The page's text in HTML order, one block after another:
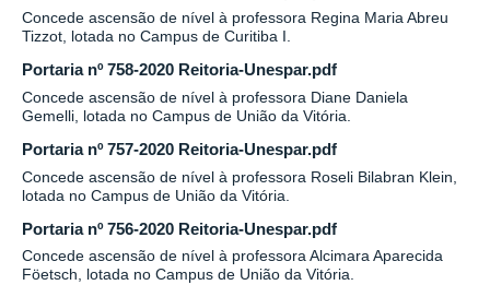
Concede ascensão de nível à professora Regina Maria Abreu
Tizzot, lotada no Campus de Curitiba I.
Portaria nº 758-2020 Reitoria-Unespar.pdf
Concede ascensão de nível à professora Diane Daniela
Gemelli, lotada no Campus de União da Vitória.
Portaria nº 757-2020 Reitoria-Unespar.pdf
Concede ascensão de nível à professora Roseli Bilabran Klein,
lotada no Campus de União da Vitória.
Portaria nº 756-2020 Reitoria-Unespar.pdf
Concede ascensão de nível à professora Alcimara Aparecida
Föetsch, lotada no Campus de União da Vitória.